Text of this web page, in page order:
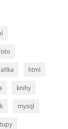
html
knihy
mysql